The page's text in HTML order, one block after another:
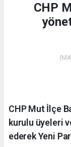
CHP
CHP Mut İlçe
kurulu üyeleri
ederek Yeni